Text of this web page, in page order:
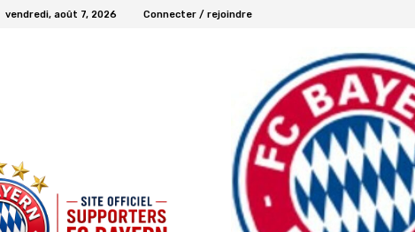
vendredi, août 7, 2026 Connecter / rejoindre